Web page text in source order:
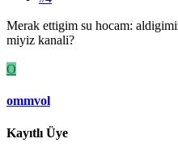
Merak ettigim su hocam:
miyiz kanali?
O
ommvol
Kayıtlı Üye